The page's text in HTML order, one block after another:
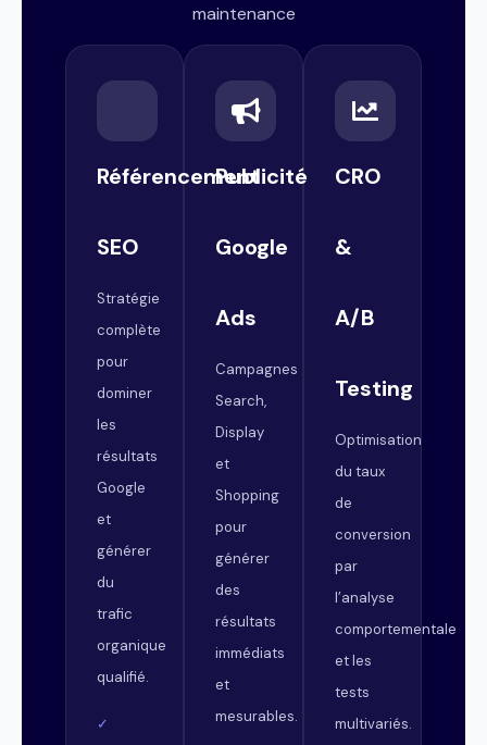
maintenance
Référencement
SEO
Stratégie
complète
pour
dominer
les
résultats
Google
et
générer
du
trafic
organique
qualifié.
✓
Publicité
Google
Ads
Campagnes
Search,
Display
et
Shopping
pour
générer
des
résultats
immédiats
et
mesurables.
CRO
&
A/B
Testing
Optimisation
du taux
de
conversion
par
l’analyse
comportementale
et les
tests
multivariés.